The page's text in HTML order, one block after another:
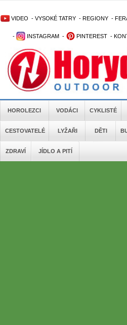
VIDEO - VYSOKÉ TATRY - REGIONY -
- INSTAGRAM - PINTEREST -
HOROLEZCI VODÁCI CYKLISTÉ
CESTOVATELÉ LYŽAŘI DĚTI
ZDRAVÍ JÍDLO A PITÍ